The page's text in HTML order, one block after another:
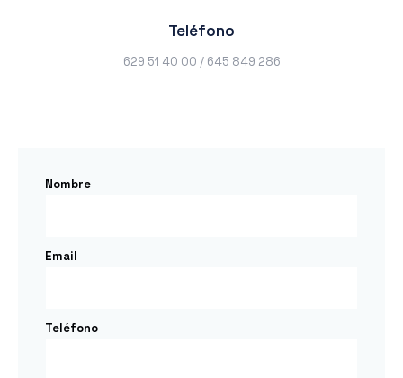
Teléfono
629 51 40 00 / 645 849 286
Nombre
Email
Teléfono